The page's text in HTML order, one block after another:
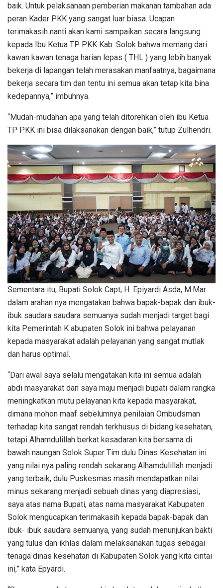
baik. Untuk pelaksanaan pemberian makanan tambahan ada
peran Kader PKK yang sangat luar biasa. Ucapan
terimakasih nanti akan kami sampaikan secara langsung
kepada Ibu Ketua TP PKK Kab. Solok bahwa memang dari
kawan kawan tenaga harian lepas ( THL ) yang lebih banyak
bekerja di lapangan telah merasakan manfaatnya, bagaimana
bekerja secara tim dan tentu ini semua akan tetap kita bina
kedepannya,” imbuhnya.
“Mudah-mudahan apa yang telah ditorehkan oleh ibu Ketua
TP PKK ini bisa dilaksanakan dengan baik,” tutup Zulhendri.
Sementara itu, Bupati Solok Capt, H. Epiyardi Asda, M.Mar
dalam arahan nya mengatakan bahwa bapak-bapak dan ibuk-
ibuk saudara saudara semuanya sudah menjadi target bagi
kita Pemerintah K abupaten Solok ini bahwa pelayanan
kepada masyarakat adalah pelayanan yang sangat mutlak
dan harus optimal.
“Dari awal saya selalu mengatakan kita ini semua adalah
abdi masyarakat dan saya maju menjadi bupati dalam rangka
meningkatkan mutu pelayanan kita kepada masyarakat,
dimana mohon maaf sebelumnya penilaian Ombudsman
terhadap kita sangat rendah terkhusus di bidang kesehatan,
tetapi Alhamdulillah berkat kesadaran kita bersama di
bawah naungan Solok Super Tim dulu Dinas Kesehatan ini
yang nilai nya paling rendah sekarang Alhamdulillah menjadi
yang terbaik, dulu Puskesmas masih mendapatkan nilai
minus sekarang menjadi sebuah dinas yang diapresiasi,
saya atas nama Bupati, atas nama masyarakat Kabupaten
Solok mengucapkan terimakasih kepada bapak-bapak dan
ibuk- ibuk saudara semuanya, yang sudah menunjukan bakti
yang tulus dan ikhlas dalam melaksanakan tugas sebagai
tenaga dinas kesehatan di Kabupaten Solok yang kita cintai
ini,” kata Epyardi.